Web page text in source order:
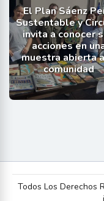
El Plan Sáenz
Sustentable y
invita a conocer
acciones en
muestra abierta
comunidad
Todos Los Derechos